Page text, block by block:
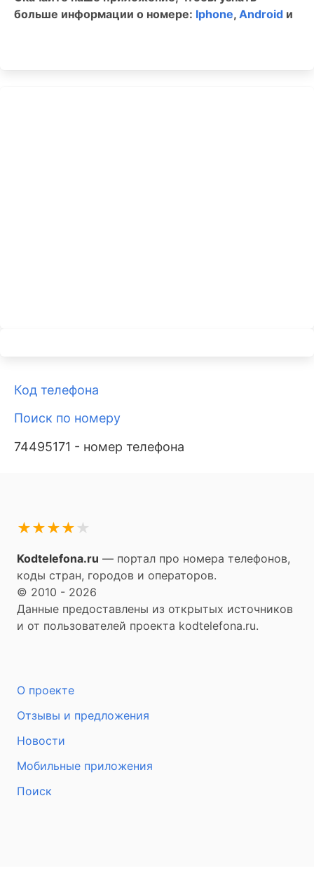
больше информации о номере: Iphone, Android и
Код телефона
Поиск по номеру
74495171 - номер телефона
★
★
★
★
★
Kodtelefona.ru — портал про номера телефонов,
коды стран, городов и операторов.
© 2010 - 2026
Данные предоставлены из открытых источников
и от пользователей проекта kodtelefona.ru.
О проекте
Отзывы и предложения
Новости
Мобильные приложения
Поиск